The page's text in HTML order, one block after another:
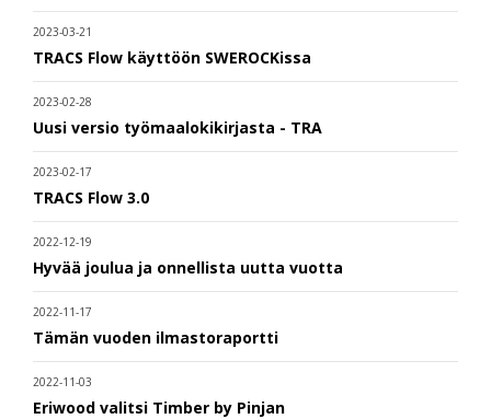
2023-03-21
TRACS Flow käyttöön SWEROCKissa
2023-02-28
Uusi versio työmaalokikirjasta - TRA
2023-02-17
TRACS Flow 3.0
2022-12-19
Hyvää joulua ja onnellista uutta vuotta
2022-11-17
Tämän vuoden ilmastoraportti
2022-11-03
Eriwood valitsi Timber by Pinjan